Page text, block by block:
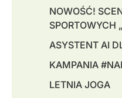
NOWOŚĆ!
SPORTOWYCH
ASYSTENT AI
KAMPANIA
LETNIA JOGA